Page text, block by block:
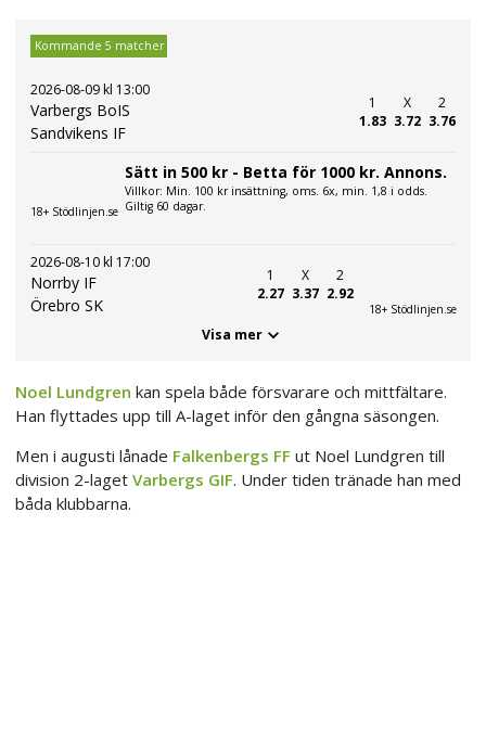
Kommande 5 matcher
2026-08-09 kl 13:00
Varbergs BoIS
Sandvikens IF
1
1.83
X
3.72
2
3.76
18+ Stödlinjen.se
Sätt in 500 kr - Betta för 1000 kr. Annons.
Villkor: Min. 100 kr insättning, oms. 6x, min. 1,8 i odds.
Giltig 60 dagar.
2026-08-10 kl 17:00
Norrby IF
Örebro SK
1
2.27
X
3.37
2
2.92
18+ Stödlinjen.se
Visa mer
Noel Lundgren kan spela både försvarare och mittfältare.
Han flyttades upp till A-laget inför den gångna säsongen.
Men i augusti lånade Falkenbergs FF ut Noel Lundgren till
division 2-laget Varbergs GIF. Under tiden tränade han med
båda klubbarna.